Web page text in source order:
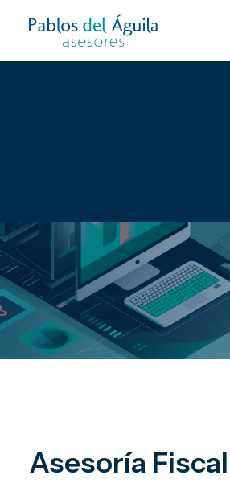
Asesoría Fiscal
Asesoría Fiscal